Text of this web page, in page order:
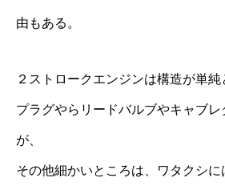
由もある。
２ストロークエンジンは構造が単純
プラグやらリードバルブやキャブ
が、
その他細かいところは、ワタクシに